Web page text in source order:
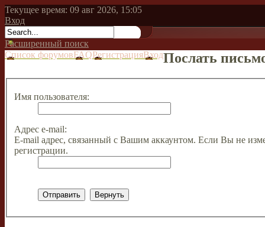
Текущее время: 09 авг 2026, 15:05
Вход
Расширенный поиск
Список форумовFAQРегистрацияВходПослать
Имя пользователя:
Адрес e-mail:
E-mail адрес, связанный с Вашим аккаунтом. Если Вы не
регистрации.